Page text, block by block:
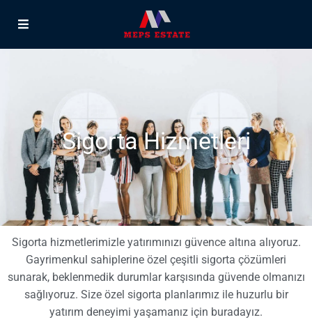
Sigorta Hizmetleri
Sigorta hizmetlerimizle yatırımınızı güvence altına alıyoruz.
Gayrimenkul sahiplerine özel çeşitli sigorta çözümleri
sunarak, beklenmedik durumlar karşısında güvende olmanızı
sağlıyoruz. Size özel sigorta planlarımız ile huzurlu bir
yatırım deneyimi yaşamanız için buradayız.